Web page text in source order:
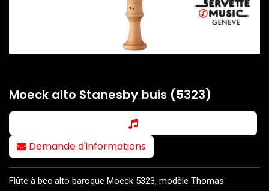
Moeck alto Stanesby buis (5323)
Demande d'informations
Flûte à bec alto baroque Moeck 5323, modèle Thomas